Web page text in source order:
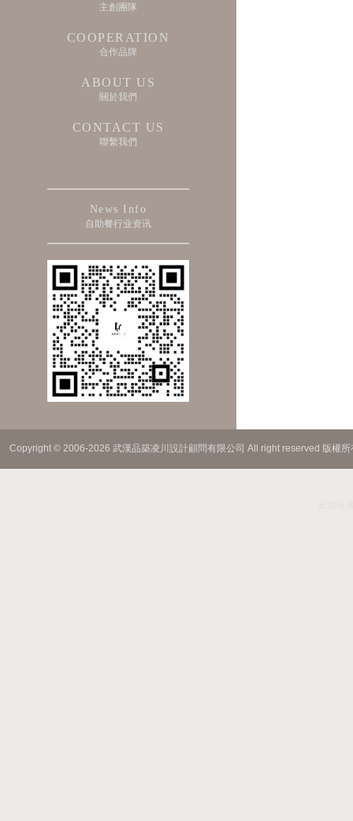
主創團隊
COOPERATION
合作品牌
ABOUT US
關於我們
CONTACT US
聯繫我們
News Info
自助餐行业资讯
Copyright © 2006-2026 武漢品築凌川設計顧問有限公司 All right reserved 版權所